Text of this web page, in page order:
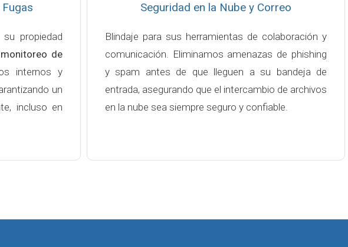
propiedad
monitoreo de
internos y
un
incluso en
Seguridad en la Nube y Correo
Blindaje para sus herramientas de colaboración y
comunicación. Eliminamos amenazas de phishing
y spam antes de que lleguen a su bandeja de
entrada, asegurando que el intercambio de archivos
en la nube sea siempre seguro y confiable.